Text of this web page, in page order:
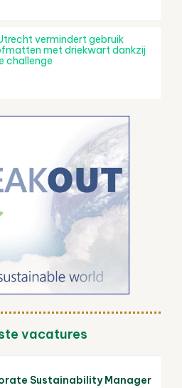
vermindert gebruik
met driekwart dankzij
challenge
vacatures
Sustainability Manager